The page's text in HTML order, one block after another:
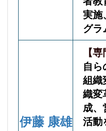
実施
グラ
伊藤 康雄
【
自ら
組織
織変
成、
活動